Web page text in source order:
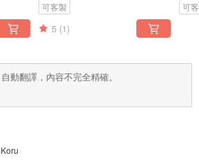
可客製
5 (1)
可
動翻譯，內容不完全精確。